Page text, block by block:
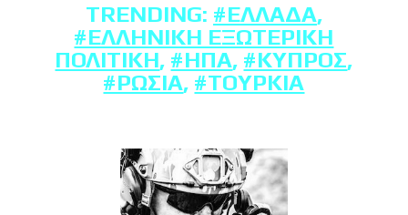
TRENDING: #ΕΛΛΆΔΑ,
#ΕΛΛΗΝΙΚΉ ΕΞΩΤΕΡΙΚΉ
ΠΟΛΙΤΙΚΉ, #ΗΠΑ, #ΚΎΠΡΟΣ,
#ΡΩΣΊΑ, #ΤΟΥΡΚΊΑ